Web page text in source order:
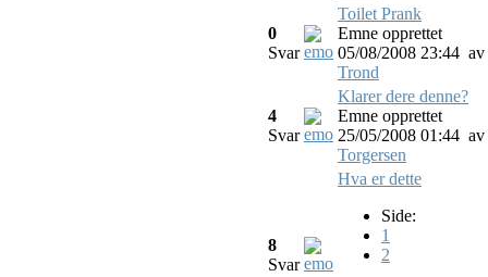
0
Svar
Toilet Prank
Emne opprettet
05/08/2008 23:44 av
Trond
4
Svar
Klarer dere denne?
Emne opprettet
25/05/2008 01:44 av
Torgersen
8
Svar
Hva er dette
Side:
1
2